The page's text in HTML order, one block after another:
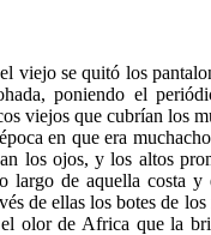
viejo se quitó los
poniendo el
viejos que cubrían los
en que era
los ojos, y los altos
largo de aquella costa y
de ellas los botes de
olor de Africa que la